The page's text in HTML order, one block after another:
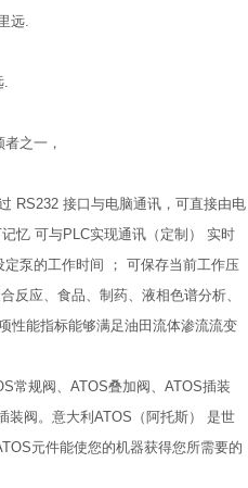
远.
.
之一，
RS232 接口与电脑通讯，可直接由电
忆 可与PLC实现通讯（定制） 实时
泵的工作时间 ； 可保存当前工作压
反应、食品、制药、液相色谱分析、
性能指标能够满足油田流体渗流流变
常规阀、ATOS叠加阀、ATOS插装
装阀。意大利ATOS（阿托斯） 是世
元件能使您的机器获得您所需要的